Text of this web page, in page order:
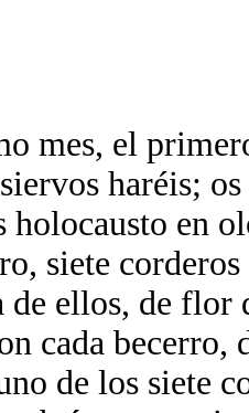
mes, el
haréis;
en
siete
ellos, de flor
cada
de los siete